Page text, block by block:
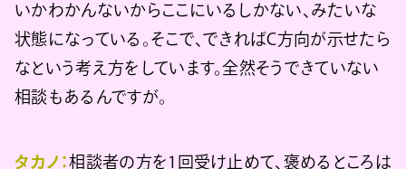
いかわかんないからここにいるしかない、みたいな
状態になっている。そこで、できればC方向が示せたら
なという考え方をしています。全然そうできていない
相談もあるんですが。
タカノ：相談者の方を1回受け止めて、褒めるところは